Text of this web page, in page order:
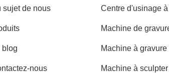
sujet de nous
blog
nous
Centre d'usinage
Machine de
Machine à
Machine à